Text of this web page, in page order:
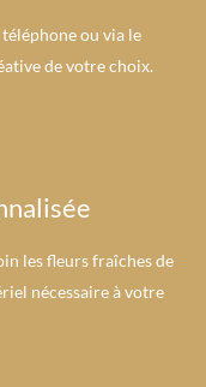
ou via le
de votre choix.
les fleurs fraîches de
nécessaire à votre